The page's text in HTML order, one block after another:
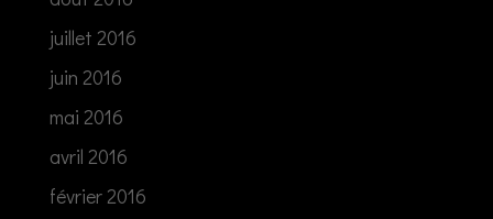
juillet 2016
juin 2016
mai 2016
avril 2016
février 2016